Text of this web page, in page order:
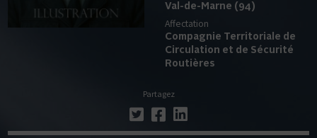
Val-de-Marne (94)
Affectation
Compagnie Territoriale de
Circulation et de Sécurité
Routières
Partagez